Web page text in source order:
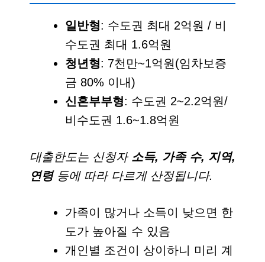
일반형: 수도권 최대 2억원 / 비
수도권 최대 1.6억원
청년형: 7천만~1억원(임차보증
금 80% 이내)
신혼부부형: 수도권 2~2.2억원/
비수도권 1.6~1.8억원
대출한도는 신청자 소득, 가족 수, 지역,
연령등에 따라 다르게 산정됩니다.
가족이 많거나 소득이 낮으면 한
도가 높아질 수 있음
개인별 조건이 상이하니 미리 계